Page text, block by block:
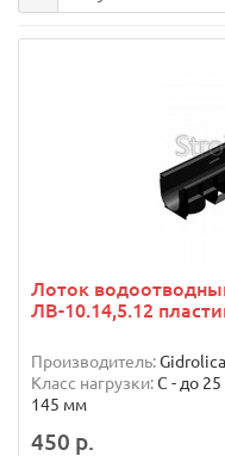
Лоток
ЛВ-10.14,5.12
Производитель:Gidrolica
Класс нагрузки:C - до 25
145 мм
450 р.